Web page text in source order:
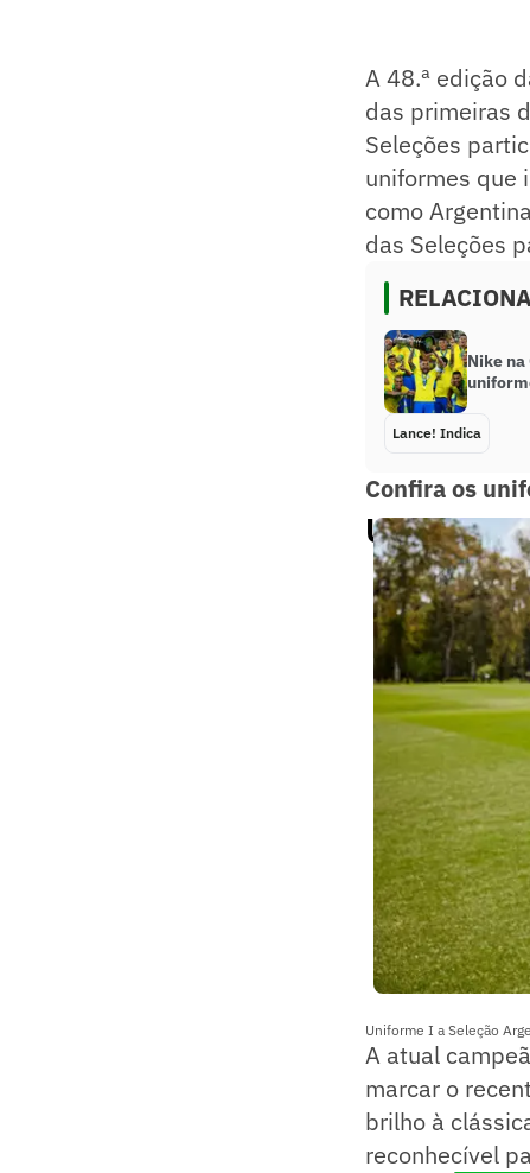
A 48.ª edição
das primeiras
Seleções
uniformes que
como
das Seleções
Nike
Lance! Indica
Confira os
Uniforme I a Seleção
A atual
marcar o
brilho à
reconhecível